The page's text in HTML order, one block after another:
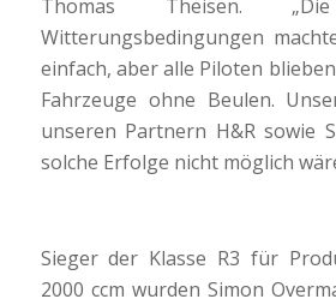
Thomas Theisen. „Die
Witterungsbedingungen
einfach, aber alle Piloten
Fahrzeuge ohne Beulen.
unseren Partnern H&R sowie
solche Erfolge nicht möglich
Sieger der Klasse R3 für
2000 ccm wurden Simon